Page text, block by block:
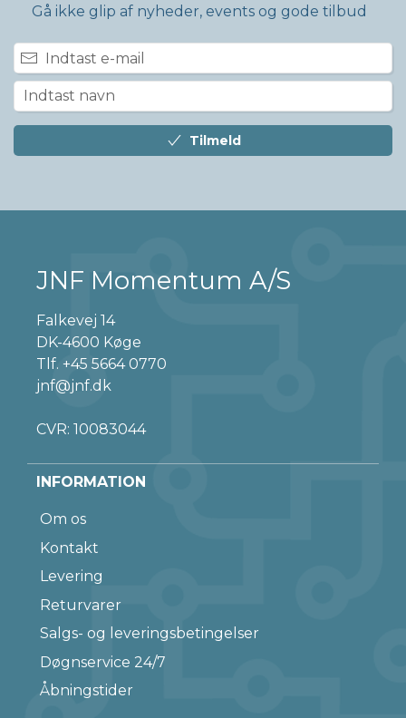
Gå ikke glip af nyheder, events og gode tilbud
Tilmeld
JNF Momentum A/S
Falkevej 14
DK-4600 Køge
Tlf. +45 5664 0770
jnf@jnf.dk
CVR: 10083044
INFORMATION
Om os
Kontakt
Levering
Returvarer
Salgs- og leveringsbetingelser
Døgnservice 24/7
Åbningstider